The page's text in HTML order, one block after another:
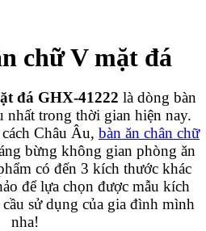
chữ V mặt đá
đá GHX-41222 là dòng bàn
nhất trong thời gian hiện nay.
Châu Âu, bàn ăn chân chữ
bừng không gian phòng ăn
có đến 3 kích thước khác
để lựa chọn được mẫu kích
sử dụng của gia đình mình
nha!